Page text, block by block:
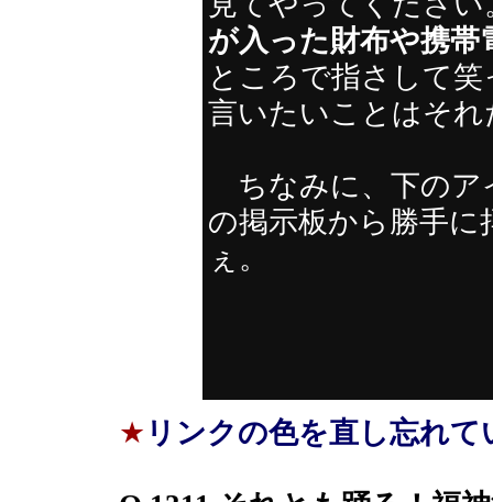
が入った財布や携
ところで指さして
言いたいことはそ
ちなみに、下のア
の掲示板から勝手
ぇ。
★ リンクの色を直し忘れ